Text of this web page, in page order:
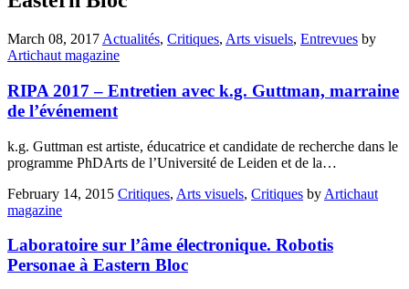
March 08, 2017 Actualités, Critiques, Arts visuels, Entrevues by
Artichaut magazine
RIPA 2017 – Entretien avec k.g. Guttman, marraine
de l’événement
k.g. Guttman est artiste, éducatrice et candidate de recherche dans le
programme PhDArts de l’Université de Leiden et de la…
February 14, 2015 Critiques, Arts visuels, Critiques by Artichaut
magazine
Laboratoire sur l’âme électronique. Robotis
Personae à Eastern Bloc